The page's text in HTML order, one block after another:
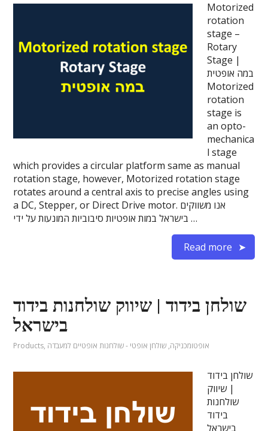
Motorized
rotation
stage –
Rotary
Stage |
במה אופטית
Motorized
rotation
stage is
an opto-
mechanica
l stage
which provides a circular platform same as manual
rotation stage, however, Motorized rotation stage
rotates around a central axis to precise angles using
a DC, Stepper, or Direct Drive motor. אנו משווקים
בישראל במות אופטיות סיבוביות המונעות על ידי …
Read more
שולחן בידוד | שיווק שולחנות בידוד
בישראל
Products, אופטומכניקה, שולחן אופטי - שולחנות אופטיים למעבדה
שולחן בידוד
| שיווק
שולחנות
בידוד
בישראל